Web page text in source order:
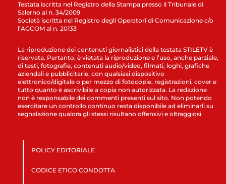
Testata iscritta nel Registro della Stampa presso il Tribunale di
Salerno al n. 34/2009
Società iscritta nel Registro degli Operatori di Comunicazione c/o
l’AGCOM al n. 20133
La riproduzione dei contenuti giornalistici della testata STILETV è
riservata. Pertanto, è vietata la riproduzione e l’uso, anche parziale,
di testi, fotografie, contenuti audio/video, filmati, loghi, grafiche
aziendali e pubblicitarie, con qualsiasi dispositivo
elettronico/digitale o per mezzo di fotocopie, registrazioni, cover e
tutto quanto è ascrivibile a copia non autorizzata. La redazione
non è responsabile dei commenti presenti sul sito. Non potendo
esercitare un controllo continuo resta disponibile ad eliminarli su
segnalazione qualora gli stessi risultano offensivi e oltraggiosi.
POLICY EDITORIALE
CODICE ETICO CONDOTTA